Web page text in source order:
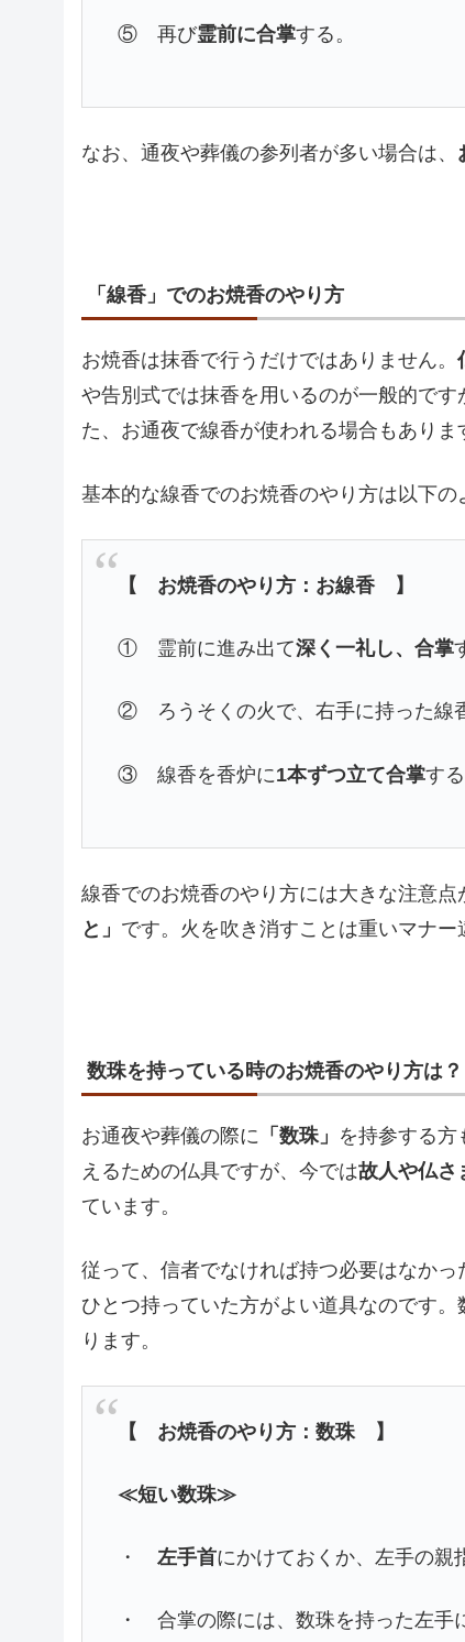
⑤ 再び霊前に合掌する。
なお、通夜や葬儀の参列者が多い場合は、
「線香」でのお焼香のやり方
お焼香は抹香で行うだけではありません。
や告別式では抹香を用いるのが一般的です
た、お通夜で線香が使われる場合もありま
基本的な線香でのお焼香のやり方は以下の
【 お焼香のやり方：お線香 】
① 霊前に進み出て深く一礼し、合掌
② ろうそくの火で、右手に持った線
③ 線香を香炉に1本ずつ立て合掌す
線香でのお焼香のやり方には大きな注意点
と」 です。火を吹き消すことは重いマナ
数珠を持っている時のお焼香のやり方は？
お通夜や葬儀の際に 「数珠」 を持参する
えるための仏具ですが、今では故人や仏さ
ています。
従って、信者でなければ持つ必要はなかっ
ひとつ持っていた方がよい道具なのです
ります。
【 お焼香のやり方：数珠 】
≪短い数珠≫
・左手首にかけておくか、左手の親
・ 合掌の際には、数珠を持った左手